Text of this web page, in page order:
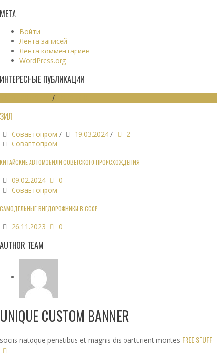
МЕТА
Войти
Лента записей
Лента комментариев
WordPress.org
ИНТЕРЕСНЫЕ ПУБЛИКАЦИИ
/
ЗИЛ
Совавтопром / 19.03.2024 /
2
Совавтопром
КИТАЙСКИЕ АВТОМОБИЛИ СОВЕТСКОГО ПРОИСХОЖДЕНИЯ
09.02.2024
0
Совавтопром
САМОДЕЛЬНЫЕ ВНЕДОРОЖНИКИ В СССР
26.11.2023 0
AUTHOR TEAM
UNIQUE CUSTOM BANNER
sociis natoque penatibus et magnis dis parturient montes FREE STUFF